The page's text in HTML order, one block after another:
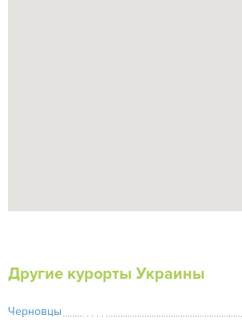
Другие курорты Украины
Черновцы